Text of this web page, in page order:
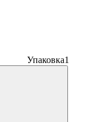
Упаковка1